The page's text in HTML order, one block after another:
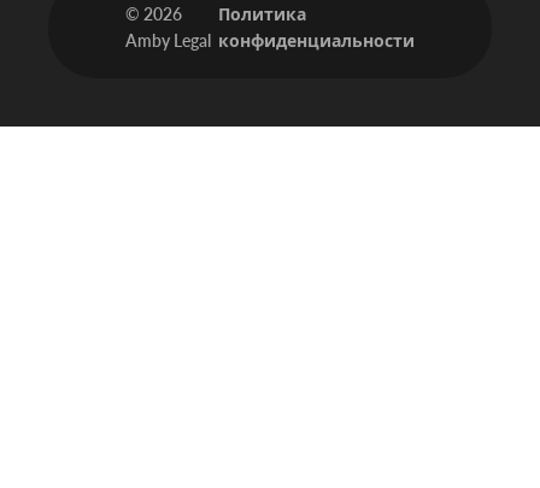
© 2026
Amby Legal
Политика
конфиденциальности